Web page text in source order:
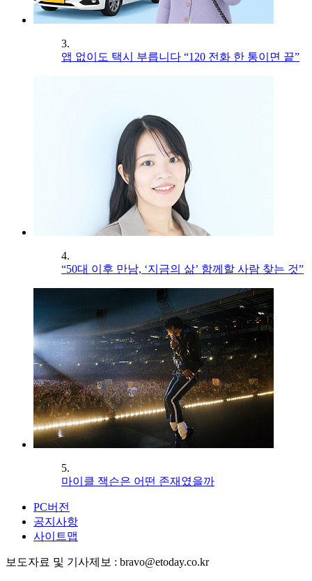
3.
앱 없이도 택시 부릅니다 “120 전화 한 통이면 끝”
4.
“50대 이후 만남, ‘지금의 삶’ 함께할 사람 찾는 것”
5.
마이클 잭슨은 어떤 존재였을까
PC버전
공지사항
사이트맵
보도자료 및 기사제보 : bravo@etoday.co.kr